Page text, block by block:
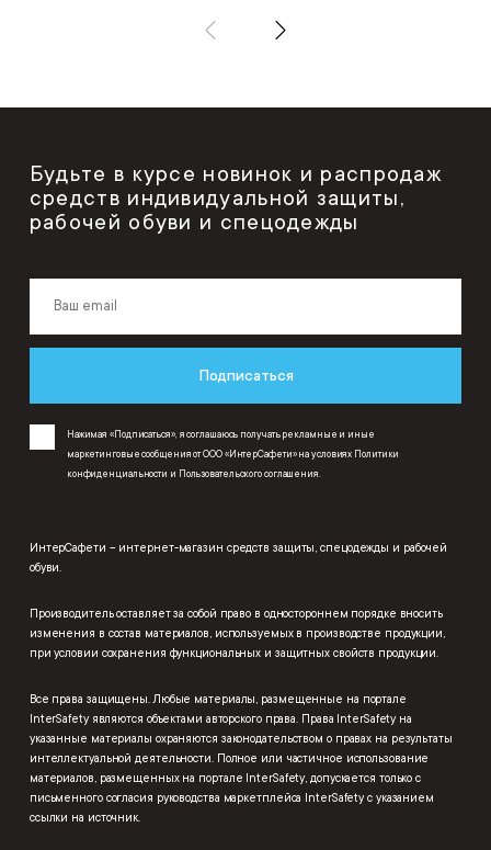
Будьте в курсе новинок и распродаж
средств индивидуальной защиты,
рабочей обуви и спецодежды
Подписаться
Нажимая «Подписаться», я соглашаюсь получать рекламные и иные
маркетинговые сообщения от ООО «ИнтерСафети» на условиях Политики
конфиденциальности и Пользовательского соглашения
ИнтерСафети – интернет-магазин средств защиты, спецодежды и рабочей
обуви.
Производитель оставляет за собой право в одностороннем порядке вносить
изменения в состав материалов, используемых в производстве продукции,
при условии сохранения функциональных и защитных свойств продукции.
Все права защищены. Любые материалы, размещенные на портале
InterSafety являются объектами авторского права. Права InterSafety на
указанные материалы охраняются законодательством о правах на результаты
интеллектуальной деятельности. Полное или частичное использование
материалов, размещенных на портале InterSafety, допускается только с
письменного согласия руководства маркетплейса InterSafety с указанием
ссылки на источник.